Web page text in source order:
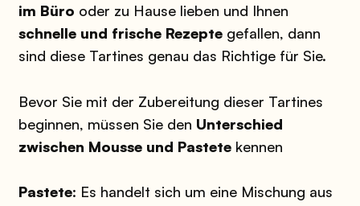
im Büro oder zu Hause lieben und Ihnen
schnelle und frische Rezeptegefallen, dann
sind diese Tartines genau das Richtige für Sie.
Bevor Sie mit der Zubereitung dieser Tartines
beginnen, müssen Sie den Unterschied
zwischen Mousse und Pastetekennen
Pastete: Es handelt sich um eine Mischung aus